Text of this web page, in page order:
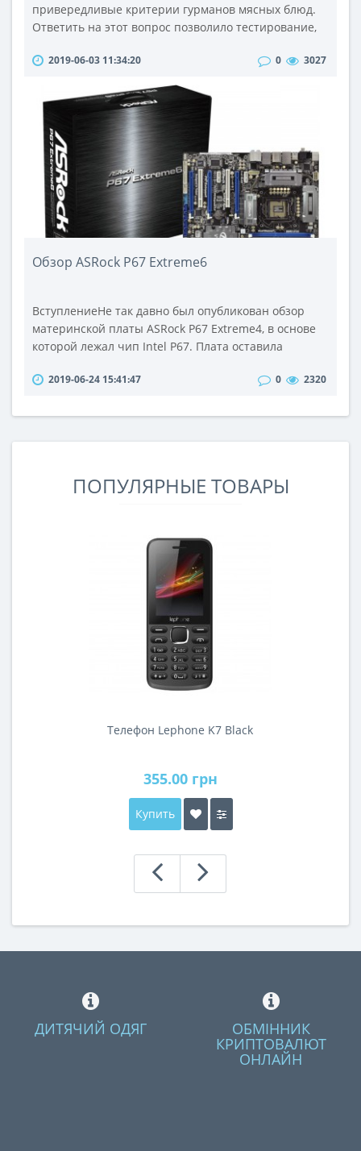
привередливые критерии гурманов мясных блюд.
Ответить на этот вопрос позволило тестирование,
бытовой техники.Все модели испытывались по трем
безопасность и эргономичность. Измерения
проводились только на основной насадке для
переработки мяса, поскольку дополнительные
насадки..
2019-06-03 11:34:20 0 3027
Обзор ASRock P67 Extreme6
ВступлениеНе так давно был опубликован обзор
материнской платы ASRock P67 Extreme4, в основе
которой лежал чип Intel P67. Плата оставила
«прыти» для достижения результатов более
материнская плата ASRock P67 Extreme6. Видимо
2019-06-24 15:41:47 0 2320
ПОПУЛЯРНЫЕ ТОВАРЫ
Телефон Lephone K7 Black
355.00 грн
Купить
ДИТЯЧИЙ ОДЯГ ОБМІННИК
КРИПТОВАЛЮТ
ОНЛАЙН